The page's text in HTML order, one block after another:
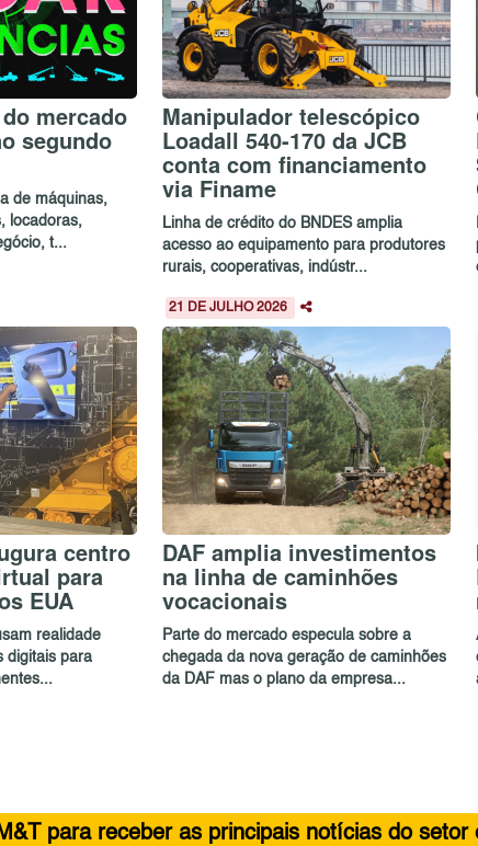
mercado
segundo
de máquinas,
locadoras,
t...
Manipulador telescópico
Loadall 540-170 da JCB
conta com financiamento
via Finame
Linha de crédito do BNDES amplia
acesso ao equipamento para produtores
rurais, cooperativas, indústr...
centro
para
EUA
realidade
digitais para
21 DE JULHO 2026
DAF amplia investimentos
na linha de caminhões
vocacionais
Parte do mercado especula sobre a
chegada da nova geração de caminhões
da DAF mas o plano da empresa...
para receber as principais notícias do setor